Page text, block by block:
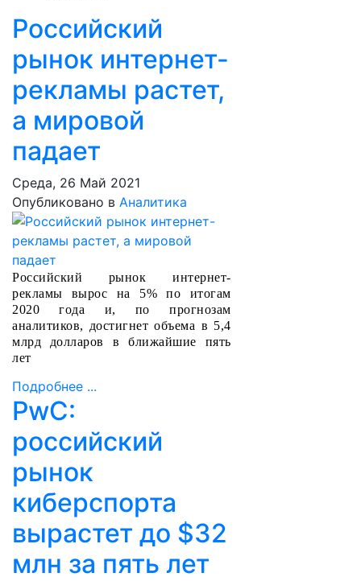
Российский
рынок интернет-
рекламы растет,
а мировой
падает
Среда, 26 Май 2021
Опубликовано в Аналитика
Российский рынок интернет-
рекламы вырос на 5% по итогам
2020 года и, по прогнозам
аналитиков, достигнет объема в 5,4
млрд долларов в ближайшие пять
лет
Подробнее ...
PwC:
российский
рынок
киберспорта
вырастет до $32
млн за пять лет